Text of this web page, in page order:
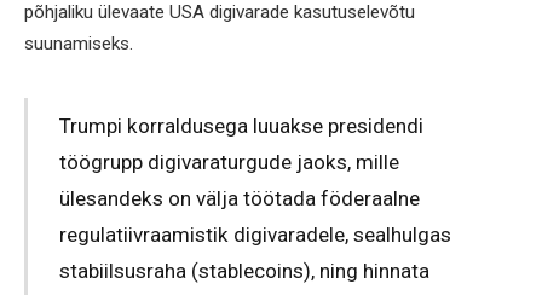
põhjaliku ülevaate USA digivarade kasutuselevõtu
suunamiseks.
Trumpi korraldusega luuakse presidendi
töögrupp digivaraturgude jaoks, mille
ülesandeks on välja töötada föderaalne
regulatiivraamistik digivaradele, sealhulgas
stabiilsusraha (stablecoins), ning hinnata